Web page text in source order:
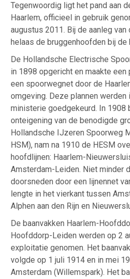
Tegenwoordig ligt het pand aan
Haarlem, officieel in gebruik
augustus 2011. Bij de aanleg
helaas de bruggenhoofden bij de
De Hollandsche Electrische
in 1898 opgericht en maakte een
een spoorwegnet door de
omgeving. Deze plannen werden
ministerie goedgekeurd. In 1908
onteigening van de benodigde
Hollandsche IJzeren Spoorweg
HSM), nam na 1910 de HESM
hoofdlijnen: Haarlem-
Amsterdam-Leiden. Niet minder
doorsneden door een lijnennet
lengte in het vierkant tussen
Alphen aan den Rijn en
De baanvakken Haarlem-
Hoofddorp-Leiden werden op 2
exploitatie genomen. Het
volgde op 1 juli 1914 en in mei
Amsterdam (Willemspark). Het